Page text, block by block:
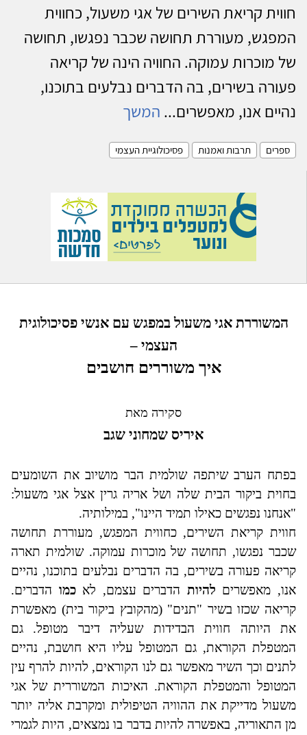
חווית קריאת השירים של אגי משעול, כחווית
המפגש, מעוררת תחושה שכבר נפגשו, תחושה
של מוכרות עמוקה. החוויה הינה של קריאה
פעורה בשירים, בה הדברים נבלעים בתוכנו,
נהיים אנו, מאפשרים... המשך
ספרים תרבות ואמנות פסיכולוגיית העצמי
המשוררת אגי משעול במפגש עם אנשי פסיכולוגית
העצמי –
איך משוררים חושבים
סקירה מאת
איריס שמחוני שגב
בפתח הערב שיתפה שולמית הבר מושיוב את השומעים
בחוית ביקור הבית שלה ושל אריה גרין אצל אגי משעול:
"אנחנו נפגשים כאילו תמיד היינו", במילותיה.
חווית קריאת השירים, כחווית המפגש, מעוררת תחושה
שכבר נפגשו, תחושה של מוכרות עמוקה. שולמית תארה
קריאה פעורה בשירים, בה הדברים נבלעים בתוכנו, נהיים
אנו, מאפשרים להיות הדברים עצמם, לאכמו הדברים.
קריאה שכזו בשיר "תנים" (מהקובץ ביקור בית) מאפשרת
את היותה חווית הבדידות שעליה דיבר מטופל. גם
המטפלת הקוראת, גם המטופל עליו היא חושבת, נהיים
לתנים וכך השיר מאפשר גם לנו הקוראים, להיות להרף עין
המטופל והמטפלת הקוראת. האיכות המשוררית של אגי
משעול מדייקת את ההוויה הטיפולית ומקרבת אליה יותר
מן התאוריה, באפשרה להיות בדבר בו נמצאים, היות לגמרי